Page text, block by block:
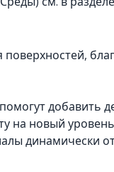
добавить
новый
динамически